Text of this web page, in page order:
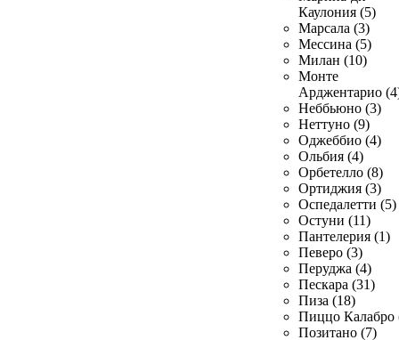
Каулония (5)
Марсала (3)
Мессина (5)
Милан (10)
Монте
Арджентарио
Неббьюно (3)
Неттуно (9)
Оджеббио (4)
Ольбия (4)
Орбетелло (8)
Ортиджия (3)
Оспедалетти (5)
Остуни (11)
Пантелерия (1)
Певеро (3)
Перуджа (4)
Пескара (31)
Пиза (18)
Пиццо Калабро
Позитано (7)